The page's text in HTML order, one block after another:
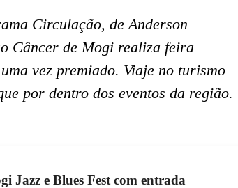
Circulação, de Anderson
Câncer de Mogi realiza feira
vez premiado. Viaje no turismo
por dentro dos eventos da região.
Jazz e Blues Fest com entrada